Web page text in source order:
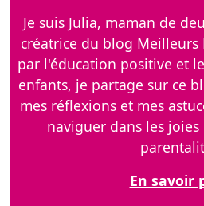
Je suis Julia, maman de
créatrice du blog Meilleurs
par l'éducation positive et
enfants, je partage sur ce
mes réflexions et mes
naviguer dans les
En savoir